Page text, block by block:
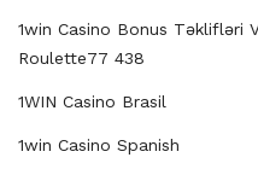
1win Casino Bonus Təklifləri
Roulette77 438
1WIN Casino Brasil
1win Casino Spanish